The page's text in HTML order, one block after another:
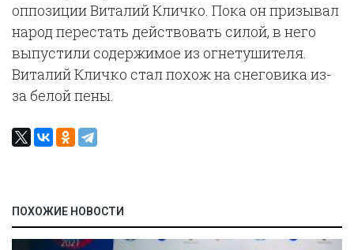
оппозиции Виталий Кличко. Пока он призывал
народ перестать действовать силой, в него
выпустили содержимое из огнетушителя.
Виталий Кличко стал похож на снеговика из-
за белой пены.
ПОХОЖИЕ НОВОСТИ